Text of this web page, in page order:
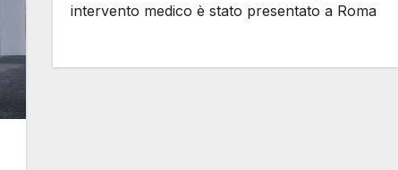
intervento medico è stato presentato a Roma